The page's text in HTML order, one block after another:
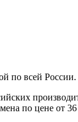
по всей
по цене от 36